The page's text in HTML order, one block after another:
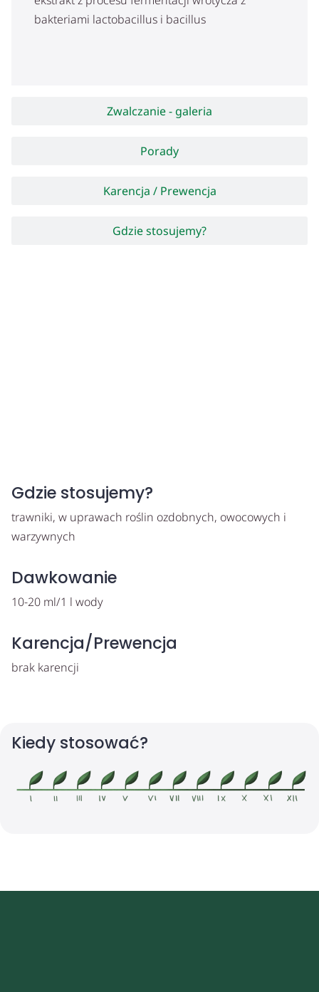
Zwalczanie - galeria
Porady
Karencja / Prewencja
Gdzie stosujemy?
bakteriami lactobacillus i bacillus
Gdzie stosujemy?
trawniki, w uprawach roślin ozdobnych, owocowych i
warzywnych
Dawkowanie
10-20 ml/1 l wody
Karencja/Prewencja
brak karencji
Kiedy stosować?